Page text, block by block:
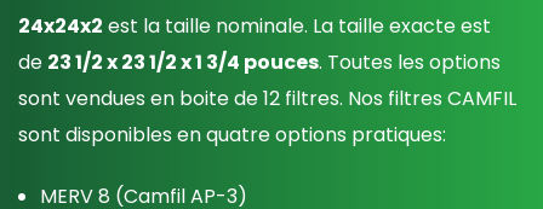
24x24x2 est la taille nominale. La taille exacte est
de 23 1/2 x 23 1/2 x 1 3/4 pouces. Toutes les options
sont vendues en boite de 12 filtres. Nos filtres CAMFIL
sont disponibles en quatre options pratiques:
MERV 8 (Camfil AP-3)